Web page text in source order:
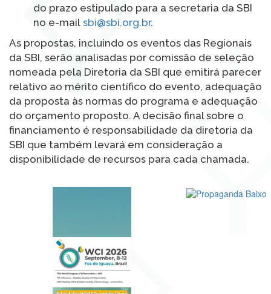
do prazo estipulado para a secretaria da SBI
no e-mail sbi@sbi.org.br.
As propostas, incluindo os eventos das Regionais
da SBI, serão analisadas por comissão de seleção
nomeada pela Diretoria da SBI que emitirá parecer
relativo ao mérito científico do evento, adequação
da proposta às normas do programa e adequação
do orçamento proposto. A decisão final sobre o
financiamento é responsabilidade da diretoria da
SBI que também levará em consideração a
disponibilidade de recursos para cada chamada.